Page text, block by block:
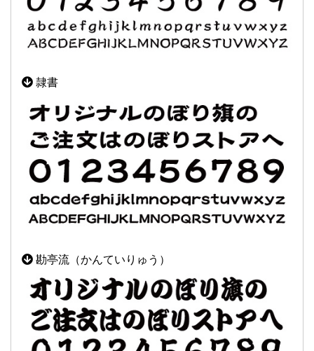
隷書
勘亭流（かんていりゅう）